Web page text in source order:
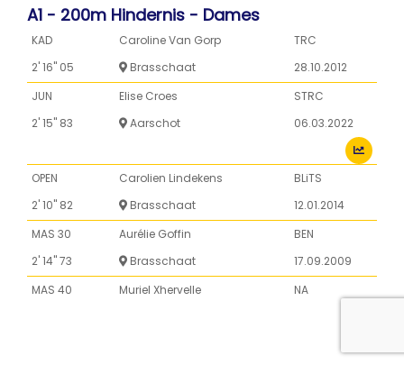
A1 - 200m Hindernis - Dames
KAD Caroline Van Gorp
TRC
2' 16'' 05
Brasschaat
28.10.2012
JUN
Elise Croes
STRC
2' 15'' 83
Aarschot 06.03.2022
OPEN Carolien Lindekens
BLiTS
2' 10'' 82
Brasschaat
12.01.2014
MAS 30
Aurélie Goffin
BEN
2' 14'' 73
Brasschaat
17.09.2009
MAS 40
Muriel Xhervelle
NA